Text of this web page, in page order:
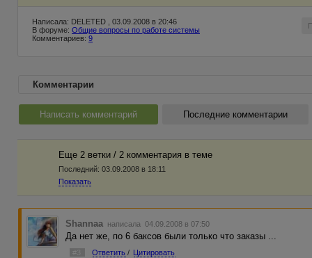
Написала: DELETED , 03.09.2008 в 20:46
В форуме: Общие вопросы по работе системы
Комментариев: 9
Комментарии
Написать комментарий Последние комментарии
Еще 2 ветки / 2 комментария в темe
Последний: 03.09.2008 в 18:11
Показать
Shannaa написала 04.09.2008 в 07:50
Да нет же, по 6 баксов были только что заказы ...
#3 Ответить / Цитировать